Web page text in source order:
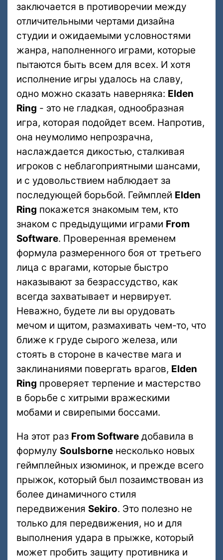
заключается в противоречии между
отличительными чертами дизайна
студии и ожидаемыми условностями
жанра, наполненного играми, которые
пытаются быть всем для всех. И хотя
исполнение игры удалось на славу,
одно можно сказать наверняка: Elden
Ring - это не гладкая, однообразная
игра, которая подойдет всем. Напротив,
она неумолимо непрозрачна,
наслаждается дикостью, сталкивая
игроков с неблагоприятными шансами,
и с удовольствием наблюдает за
последующей борьбой. Геймплей Elden
Ring покажется знакомым тем, кто
знаком с предыдущими играми From
Software. Проверенная временем
формула размеренного боя от третьего
лица с врагами, которые быстро
наказывают за безрассудство, как
всегда захватывает и нервирует.
Неважно, будете ли вы орудовать
мечом и щитом, размахивать чем-то, что
ближе к груде сырого железа, или
стоять в стороне в качестве мага и
заклинаниями повергать врагов, Elden
Ring проверяет терпение и мастерство
в борьбе с хитрыми вражескими
мобами и свирепыми боссами.
На этот раз From Software добавила в
формулу Soulsborne несколько новых
геймплейных изюминок, и прежде всего
прыжок, который был позаимствован из
более динамичного стиля
передвижения Sekiro. Это полезно не
только для передвижения, но и для
выполнения удара в прыжке, который
может пробить защиту противника и